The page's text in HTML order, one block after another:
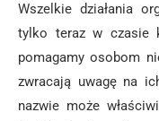
Wszelkie działania
tylko teraz w czasie
pomagamy osobom
zwracają uwagę na
nazwie może